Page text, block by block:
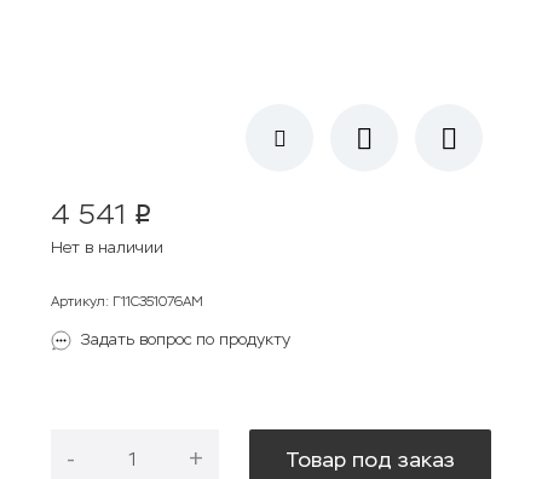
4 541 p
Нет в наличии
Артикул: Г11С351076AM
Задать вопрос по продукту
- + Товар под заказ